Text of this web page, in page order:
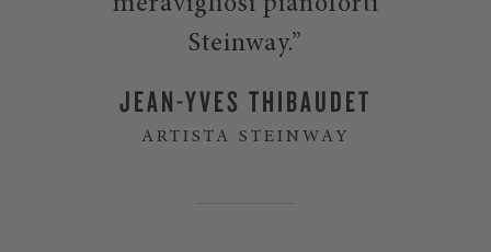
meravigliosi pianoforti
Steinway.”
JEAN-YVES THIBAUDET
ARTISTA STEINWAY